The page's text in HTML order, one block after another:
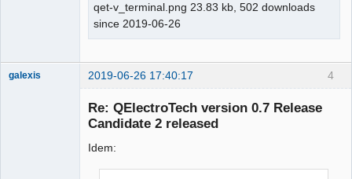
qet-v_terminal.png 23.83 kb, 502 downloads
since 2019-06-26
4
galexis 2019-06-26 17:40:17
Re: QElectroTech version 0.7 Release
Candidate 2 released
Idem: